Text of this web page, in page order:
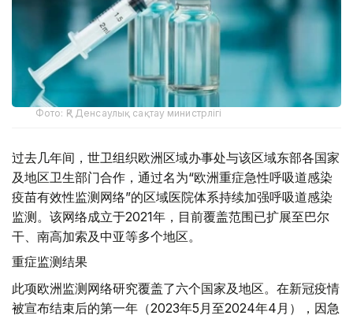
Фото: ҚР Денсаулық сақтау министрлігі
过去几年间，世卫组织欧洲区域办事处与该区域东部各国家
及地区卫生部门合作，通过名为“欧洲重症急性呼吸道感染
疫苗有效性监测网络”的区域医院体系持续加强呼吸道感染
监测。该网络成立于2021年，目前覆盖范围已扩展至巴尔
干、南高加索及中亚等多个地区。
重症监测结果
此项欧洲监测网络研究覆盖了六个国家及地区。在新冠疫情
被宣布结束后的第一年（2023年5月至2024年4月），因急